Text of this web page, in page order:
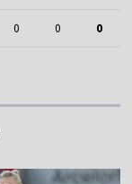
0 0 0